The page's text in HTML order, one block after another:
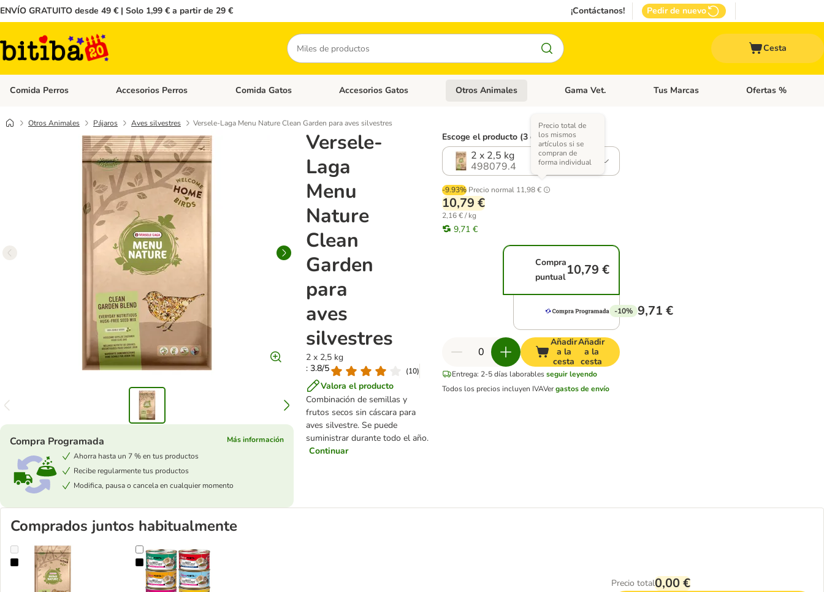
ENVÍO GRATUITO desde 49 € | Solo 1,99 € a partir de 29 € ¡Contáctanos! Pedir de nuevo
Buscar
Cesta
Comida Perros Menú de categoria abierto: Comida Perros
Accesorios Perros Menú de categoria abierto: Accesorios Perros
Comida Gatos Menú de categoria abierto: Comida Gatos
Accesorios Gatos Menú de categoria abierto: Accesorios Gatos
Otros Animales Menú de categoria abierto: Otros Animales
Gama Vet. Menú de categoria abierto: Gama Vet.
Tus Marcas Menú de categoria
Ofertas %
Otros Animales Pájaros Aves silvestres Versele-Laga Menu Nature Clean Garden para aves silvestres
Versele-
Laga
Menu
Nature
Clean
Garden
para
aves
silvestres
2 x 2,5 kg
: 3.8/5
(10)
Valora el producto
Combinación de semillas y
frutos secos sin cáscara para
aves silvestre. Se puede
suministrar durante todo el año.
Continuar
Compra Programada
Más información
Ahorra hasta un 7 % en tus productos
Recibe regularmente tus productos
Modifica, pausa o cancela en cualquier momento
Escoge el producto (3 opciones)
2 x 2,5 kg
498079.4
-9.93% Precio normal 11,98 €
Precio total de
los mismos
artículos si se
compran de
forma individual
10,79 €
2,16 € / kg
9,71 €
Compra
puntual 10,79 €
-10% 9,71 €
Añadir
a la
cesta
Añadir
a la
cesta
Entrega: 2-5 días laborablesseguir leyendo
Todos los precios incluyen IVAVergastos de envío
Comprados juntos habitualmente
Versele-Laga Menu Nature Clean Garden para aves silvestresFeline Porta 21 6 x 90 g comida húmeda para gatos - Pack de prueba
Precio total0,00 €